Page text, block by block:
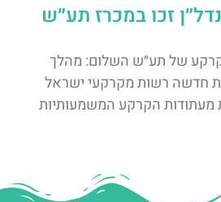
זכו במכרז תע״ש
של תע״ש השלום: מהלך
חדשה רשות מקרקעי ישראל
הקרקע המשמעותיות